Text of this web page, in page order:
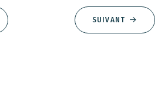
SUIVANT